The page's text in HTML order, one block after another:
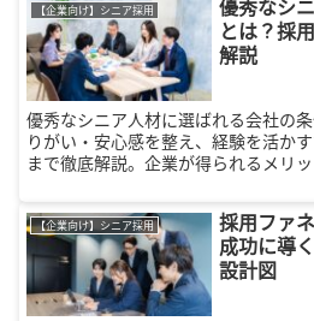
【企業向け】シニア採用
優秀なシ
とは？採
解説
優秀なシニア人材に選ばれる会社の
りがい・安心感を整え、経験を活か
まで徹底解説。企業が得られるメリッ
【企業向け】シニア採用
採用ファ
成功に導
設計図